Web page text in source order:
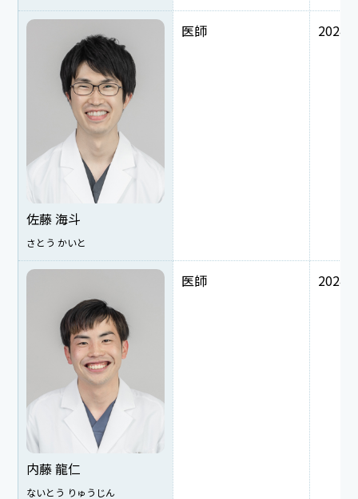
佐藤 海斗
さとう かいと
医師 2024
内藤 龍仁
ないとう りゅうじん
医師 2024